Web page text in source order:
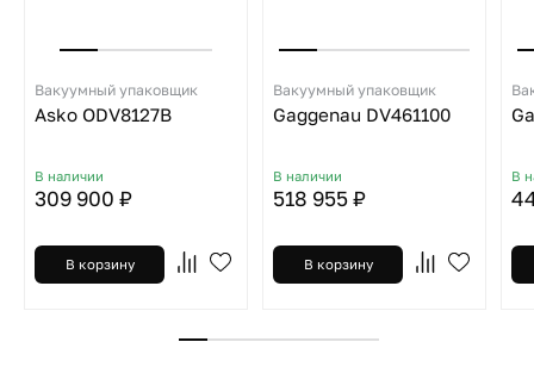
Вакуумный упаковщик
Asko ODV8127B
В наличии
309 900 ₽
В корзину
Вакуумный упаковщик
Gaggenau DV461100
В наличии
518 955 ₽
В корзину
В